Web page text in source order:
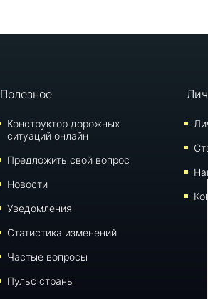
Полезное
Конструктор дорожных
ситуаций онлайн
Предложить свой вопрос
Новости
Уведомления
Статистика изменений
Частые вопросы
Пульс страны